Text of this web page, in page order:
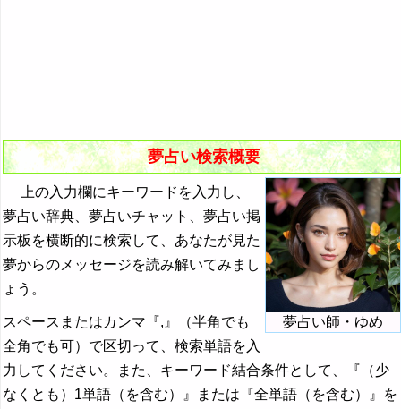
夢占い検索概要
夢占い師・ゆめ
上の入力欄にキーワードを入力し、
夢占い辞典、夢占いチャット、夢占い掲
示板を横断的に検索して、あなたが見た
夢からのメッセージを読み解いてみまし
ょう。
スペースまたはカンマ『,』（半角でも
全角でも可）で区切って、検索単語を入
力してください。また、キーワード結合条件として、『（少
なくとも）1単語（を含む）』または『全単語（を含む）』を